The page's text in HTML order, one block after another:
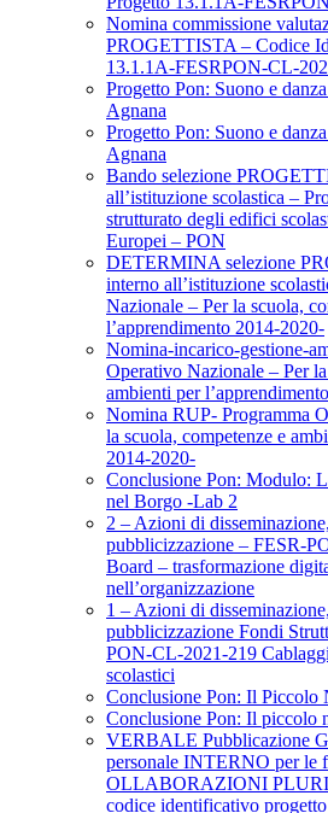
Nomina commissione
PROGETTISTA – Codice
13.1.1A-FESRPON-CL-
Progetto Pon: Suono e
Agnana
Progetto Pon: Suono e
Agnana
Bando selezione
all’istituzione scolastica –
strutturato degli edifici
Europei – PON
DETERMINA selezione
interno all’istituzione
Nazionale – Per la scuola,
l’apprendimento 2014-2020-
Nomina-incarico-gestione-
Operativo Nazionale – Per
ambienti per
Nomina RUP- Programma
la scuola, competenze e
2014-2020-
Conclusione Pon: Modulo:
nel Borgo -Lab 2
2 – Azioni di
pubblicizzazione – FESR-
Board – trasformazione
nell’organizzazione
1 – Azioni di
pubblicizzazione Fondi
PON-CL-2021-219
scolastici
Conclusione Pon: Il Piccolo
Conclusione Pon: Il piccolo
VERBALE Pubblicazione
personale INTERNO per le
OLLABORAZIONI
codice identificativo